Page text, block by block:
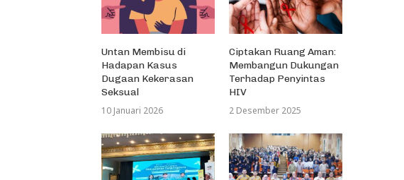
Untan Membisu di
Hadapan Kasus
Dugaan Kekerasan
Seksual
10 Januari 2026
Ciptakan Ruang Aman:
Membangun Dukungan
Terhadap Penyintas
HIV
2 Desember 2025